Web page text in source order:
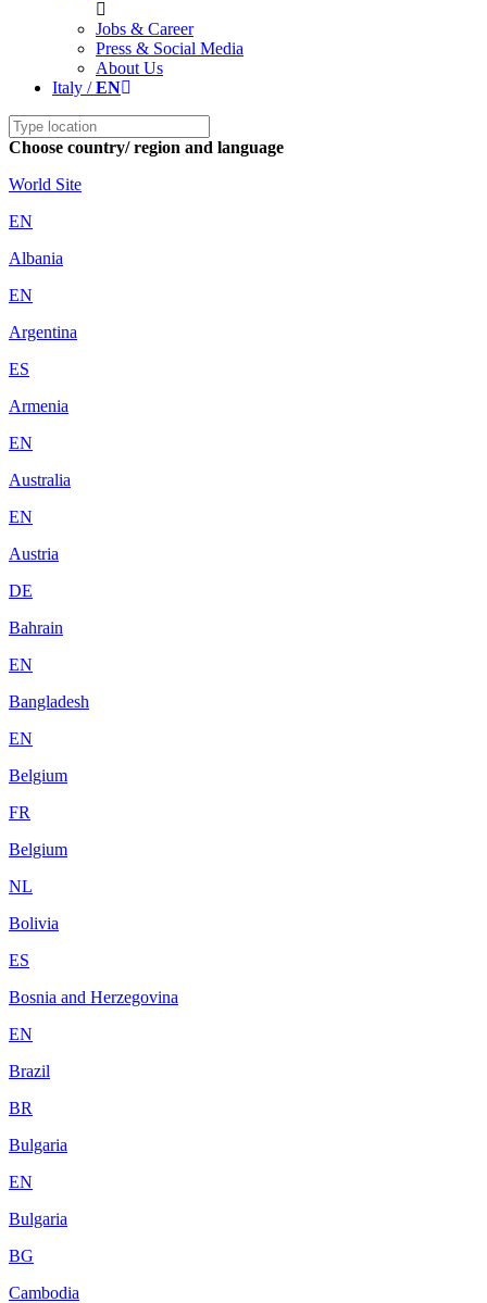
Jobs & Career
Press & Social Media
About Us
Italy /EN
Choose country/ region and language
World Site
EN
Albania
EN
Argentina
ES
Armenia
EN
Australia
EN
Austria
DE
Bahrain
EN
Bangladesh
EN
Belgium
FR
Belgium
NL
Bolivia
ES
Bosnia and Herzegovina
EN
Brazil
BR
Bulgaria
EN
Bulgaria
BG
Cambodia